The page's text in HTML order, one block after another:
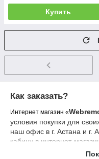
Купить
Как заказать?
Интернет магазин «
условия покупки для
наш офис в г. Астана и г.
кабину в интернет-